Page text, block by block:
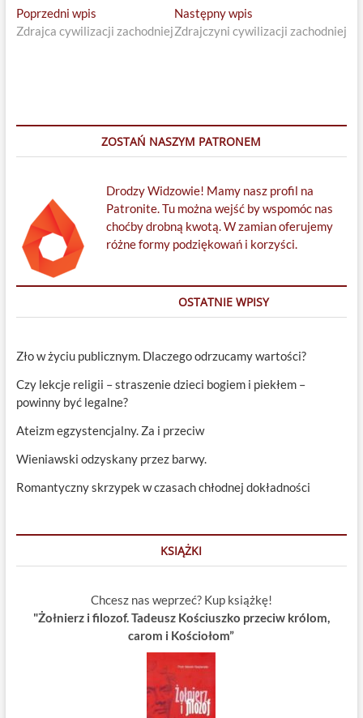
Nawigacja
wpisu
Poprzedni wpisPrevious
post:
Zdrajca cywilizacji zachodniej
Następny wpis
post:
Zdrajczyni cywilizacji zachodniej
ZOSTAŃ NASZYM PATRONEM
Drodzy Widzowie! Mamy nasz profil na
Patronite. Tu można wejść by wspomóc nas
choćby drobną kwotą. W zamian oferujemy
różne formy podziękowań i korzyści.
OSTATNIE WPISY
Zło w życiu publicznym. Dlaczego odrzucamy wartości?
Czy lekcje religii – straszenie dzieci bogiem i piekłem –
powinny być legalne?
Ateizm egzystencjalny. Za i przeciw
Wieniawski odzyskany przez barwy.
Romantyczny skrzypek w czasach chłodnej dokładności
KSIĄŻKI
Chcesz nas weprzeć? Kup książkę!
"Żołnierz i filozof. Tadeusz Kościuszko przeciw królom,
carom i Kościołom”